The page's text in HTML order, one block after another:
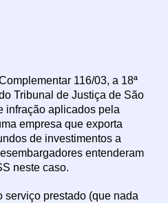
116/03, a 18ª
Tribunal de Justiça de São
infração aplicados pela
empresa que exporta
de investimentos a
entenderam
neste caso.
serviço prestado (que nada